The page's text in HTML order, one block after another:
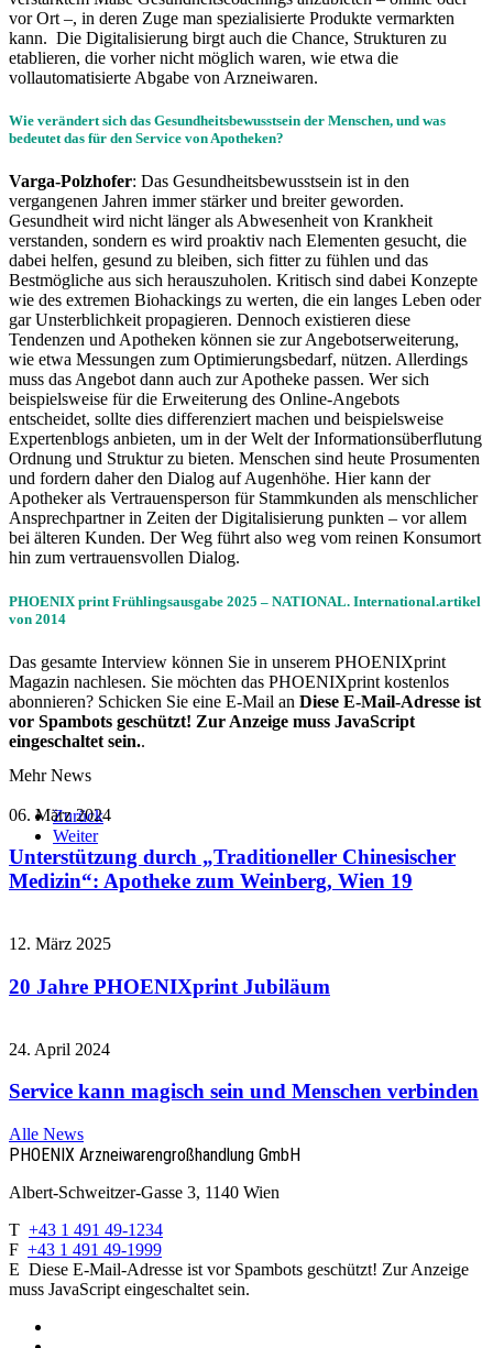
vor Ort –, in deren Zuge man spezialisierte Produkte vermarkten
kann. Die Digitalisierung birgt auch die Chance, Strukturen zu
etablieren, die vorher nicht möglich waren, wie etwa die
vollautomatisierte Abgabe von Arzneiwaren.
Wie verändert sich das Gesundheitsbewusstsein der Menschen, und was
bedeutet das für den Service von Apotheken?
Varga-Polzhofer: Das Gesundheitsbewusstsein ist in den
vergangenen Jahren immer stärker und breiter geworden.
Gesundheit wird nicht länger als Abwesenheit von Krankheit
verstanden, sondern es wird proaktiv nach Elementen gesucht, die
dabei helfen, gesund zu bleiben, sich fitter zu fühlen und das
Bestmögliche aus sich herauszuholen. Kritisch sind dabei Konzepte
wie des extremen Biohackings zu werten, die ein langes Leben oder
gar Unsterblichkeit propagieren. Dennoch existieren diese
Tendenzen und Apotheken können sie zur Angebotserweiterung,
wie etwa Messungen zum Optimierungsbedarf, nützen. Allerdings
muss das Angebot dann auch zur Apotheke passen. Wer sich
beispielsweise für die Erweiterung des Online-Angebots
entscheidet, sollte dies differenziert machen und beispielsweise
Expertenblogs anbieten, um in der Welt der Informationsüberflutung
Ordnung und Struktur zu bieten. Menschen sind heute Prosumenten
und fordern daher den Dialog auf Augenhöhe. Hier kann der
Apotheker als Vertrauensperson für Stammkunden als menschlicher
Ansprechpartner in Zeiten der Digitalisierung punkten – vor allem
bei älteren Kunden. Der Weg führt also weg vom reinen Konsumort
hin zum vertrauensvollen Dialog.
PHOENIX print Frühlingsausgabe 2025 – NATIONAL. International.artikel
von 2014
Das gesamte Interview können Sie in unserem PHOENIXprint
Magazin nachlesen. Sie möchten das PHOENIXprint kostenlos
abonnieren? Schicken Sie eine E-Mail an Diese E-Mail-Adresse ist
vor Spambots geschützt! Zur Anzeige muss JavaScript
eingeschaltet sein..
Zurück
Weiter
Mehr News
06. März 2024
Unterstützung durch „Traditioneller Chinesischer
Medizin“: Apotheke zum Weinberg, Wien 19
12. März 2025
20 Jahre PHOENIXprint Jubiläum
24. April 2024
Service kann magisch sein und Menschen verbinden
Alle News
PHOENIX Arzneiwaren­großhandlung GmbH
Albert-Schweitzer-Gasse 3, 1140 Wien
T +43 1 491 49-1234
F +43 1 491 49-1999
E Diese E-Mail-Adresse ist vor Spambots geschützt! Zur Anzeige
muss JavaScript eingeschaltet sein.